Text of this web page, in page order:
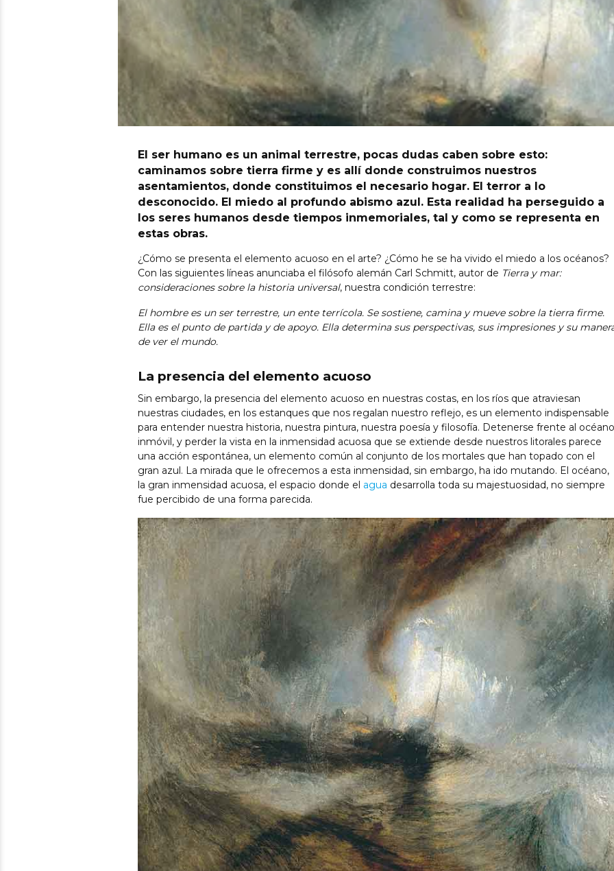
El ser humano es un animal terrestre, pocas dudas caben sobre esto:
caminamos sobre tierra firme y es allí donde construimos nuestros
asentamientos, donde constituimos el necesario hogar. El terror a lo
desconocido. El miedo al profundo abismo azul. Esta realidad ha perseguido a
los seres humanos desde tiempos inmemoriales, tal y como se representa en
estas obras.
¿Cómo se presenta el elemento acuoso en el arte? ¿Cómo he se ha vivido el miedo a los océanos?
Con las siguientes líneas anunciaba el filósofo alemán Carl Schmitt, autor de Tierra y mar:
consideraciones sobre la historia universal, nuestra condición terrestre:
El hombre es un ser terrestre, un ente terrícola. Se sostiene, camina y mueve sobre la tierra firme.
Ella es el punto de partida y de apoyo. Ella determina sus perspectivas, sus impresiones y su
de ver el mundo.
La presencia del elemento acuoso
Sin embargo, la presencia del elemento acuoso en nuestras costas, en los ríos que atraviesan
nuestras ciudades, en los estanques que nos regalan nuestro reflejo, es un elemento indispensable
para entender nuestra historia, nuestra pintura, nuestra poesía y filosofía. Detenerse frente al
inmóvil, y perder la vista en la inmensidad acuosa que se extiende desde nuestros litorales parece
una acción espontánea, un elemento común al conjunto de los mortales que han topado con el
gran azul. La mirada que le ofrecemos a esta inmensidad, sin embargo, ha ido mutando. El océano,
la gran inmensidad acuosa, el espacio donde el agua desarrolla toda su majestuosidad, no siempre
fue percibido de una forma parecida.